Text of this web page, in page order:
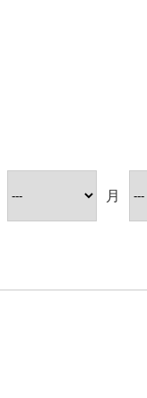
月